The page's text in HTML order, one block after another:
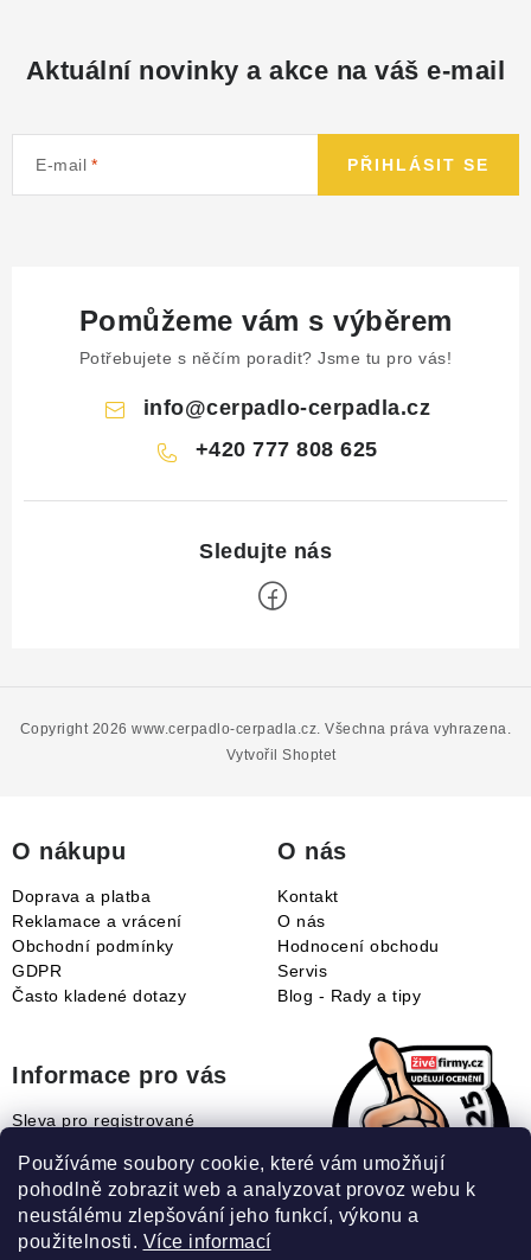
Používáme soubory cookie, které vám umožňují
pohodlně zobrazit web a analyzovat provoz webu k
neustálému zlepšování jeho funkcí, výkonu a
použitelnosti. Více informací
Aktuální novinky a akce na váš e-mail
E-mail PŘIHLÁSIT SE
Pomůžeme vám s výběrem
Potřebujete s něčím poradit? Jsme tu pro vás!
info@cerpadlo-cerpadla.cz
+420 777 808 625
Vytvořil Shoptet
Copyright 2026www.cerpadlo-cerpadla.cz . Všechna práva vyhrazena.
O nákupu
Doprava a platba
Reklamace a vrácení
Obchodní podmínky
GDPR
Často kladené dotazy
O nás
Kontakt
O nás
Hodnocení obchodu
Servis
Blog - Rady a tipy
Informace pro vás
Sleva pro registrované
Jak uplatnit slevový kupón?
Jak nakupovat?
Slovník pojmů